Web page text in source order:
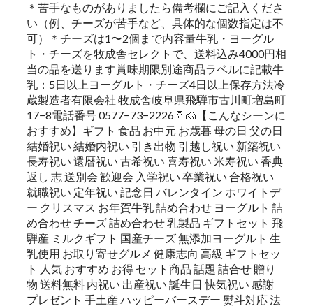
＊苦手なものがありましたら備考欄にご記入くださ
い（例、チーズが苦手など、具体的な個数指定は不
可）＊チーズは1〜2個まで内容量牛乳・ヨーグル
ト・チーズを牧成舎セレクトで、送料込み4000円相
当の品を送ります賞味期限別途商品ラベルに記載牛
乳：5日以上ヨーグルト・チーズ4日以上保存方法冷
蔵製造者有限会社 牧成舎岐阜県飛騨市古川町増島町
17−8電話番号 0577−73−2226🥛🧀【こんなシーンに
おすすめ】ギフト 食品 お中元 お歳暮 母の日 父の日
結婚祝い 結婚内祝い 引き出物 引越し祝い 新築祝い
長寿祝い 還暦祝い 古希祝い 喜寿祝い 米寿祝い 香典
返し 志 送別会 歓迎会 入学祝い 卒業祝い 合格祝い
就職祝い 定年祝い 記念日 バレンタイン ホワイトデ
ー クリスマス お年賀牛乳 詰め合わせ ヨーグルト 詰
め合わせ チーズ 詰め合わせ 乳製品 ギフトセット 飛
騨産 ミルクギフト 国産チーズ 無添加ヨーグルト 生
乳使用 お取り寄せグルメ 健康志向 高級 ギフトセッ
ト 人気 おすすめ お得 セット商品 話題 詰合せ 贈り
物 送料無料 内祝い 出産祝い 誕生日 快気祝い 感謝
プレゼント 手土産 ハッピーバースデー 熨斗対応 法